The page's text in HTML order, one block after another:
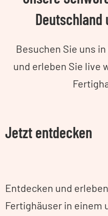
Deutschland
Besuchen Sie uns
und erleben Sie live
Jetzt entdecken
Entdecken und
Fertighäuser in einem